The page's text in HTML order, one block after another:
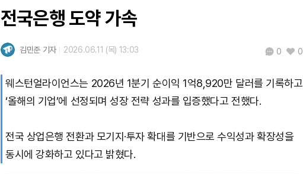
전국은행 도약 가속
김민준 기자 2026.06.11 (목) 13:03 0 0
웨스턴얼라이언스는 2026년 1분기 순이익 1억8,920만 달러를 기록하고
‘올해의 기업’에 선정되며 성장 전략 성과를 입증했다고 전했다.
전국 상업은행 전환과 모기지·투자 확대를 기반으로 수익성과 확장성을
동시에 강화하고 있다고 밝혔다.